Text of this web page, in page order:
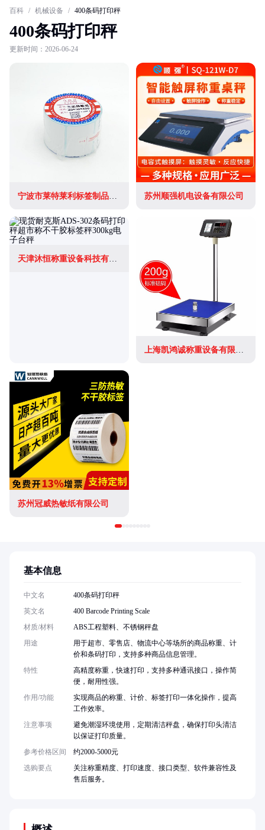
百科 / 机械设备 / 400条码打印秤
400条码打印秤
更新时间：2026-06-24
宁波市莱特莱利标签制品有限公司 苏州顺强机电设备有限公司
天津沐恒称重设备科技有限公司
上海凯鸿诚称重设备有限公司
苏州冠威热敏纸有限公司
基本信息
中文名
400条码打印秤
英文名
400 Barcode Printing Scale
材质/材料
ABS工程塑料、不锈钢秤盘
用途
用于超市、零售店、物流中心等场所的商品称重、计
价和条码打印，支持多种商品信息管理。
特性
高精度称重，快速打印，支持多种通讯接口，操作简
便，耐用性强。
作用/功能
实现商品的称重、计价、标签打印一体化操作，提高
工作效率。
注意事项
避免潮湿环境使用，定期清洁秤盘，确保打印头清洁
以保证打印质量。
参考价格区间
约2000-5000元
选购要点
关注称重精度、打印速度、接口类型、软件兼容性及
售后服务。